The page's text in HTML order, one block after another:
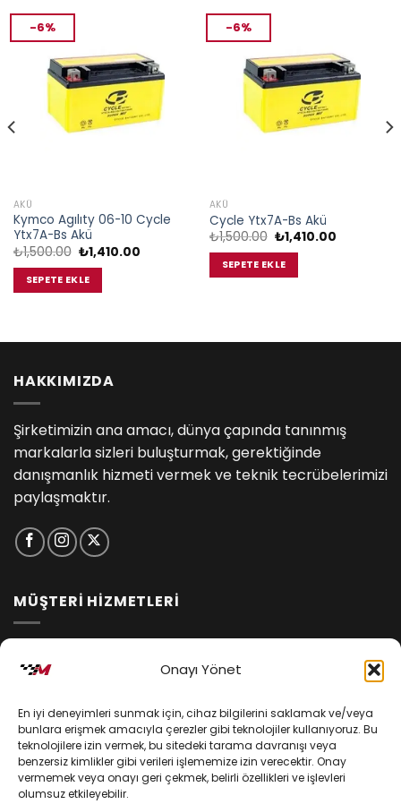
Onayı Yönet
En iyi deneyimleri sunmak için, cihaz bilgilerini saklamak ve/veya
bunlara erişmek amacıyla çerezler gibi teknolojiler kullanıyoruz. Bu
teknolojilere izin vermek, bu sitedeki tarama davranışı veya
benzersiz kimlikler gibi verileri işlememize izin verecektir. Onay
vermemek veya onayı geri çekmek, belirli özellikleri ve işlevleri
olumsuz etkileyebilir.
-6%
AKÜ
Kymco Agılıty 06-10 Cycle
Ytx7A-Bs Akü
₺1,500.00 Orijinal
fiyat:
₺1,500.00.
₺1,410.00Şu
SEPETE EKLE
-6%
AKÜ
Cycle Ytx7A-Bs Akü
₺1,500.00 Orijinal
fiyat:
₺1,500.00.
₺1,410.00Şu
SEPETE EKLE
HAKKIMIZDA
Şirketimizin ana amacı, dünya çapında tanınmış
markalarla sizleri buluşturmak, gerektiğinde
danışmanlık hizmeti vermek ve teknik tecrübelerimizi
paylaşmaktır.
MÜŞTERİ HİZMETLERİ
Kişisel Verilerin Korunması
Mesafeli Satış Sözleşmesi